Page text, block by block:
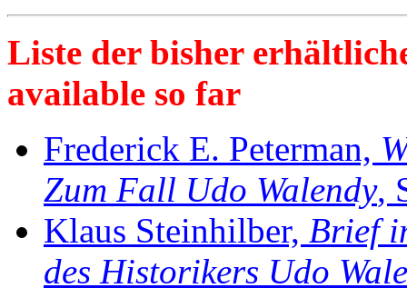
Liste der bisher
available so far
Frederick E. Peterman,
Zum Fall Udo Walendy,
Klaus Steinhilber, Brief
des Historikers Udo